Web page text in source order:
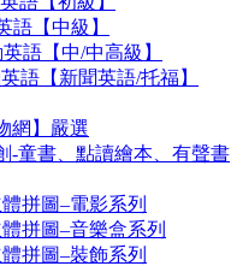
語【中級】
語【中/中高級】
語【新聞英語/托福】
網】嚴選
-童書、點讀繪本、有聲書
拼圖–電影系列
拼圖–音樂盒系列
拼圖–裝飾系列